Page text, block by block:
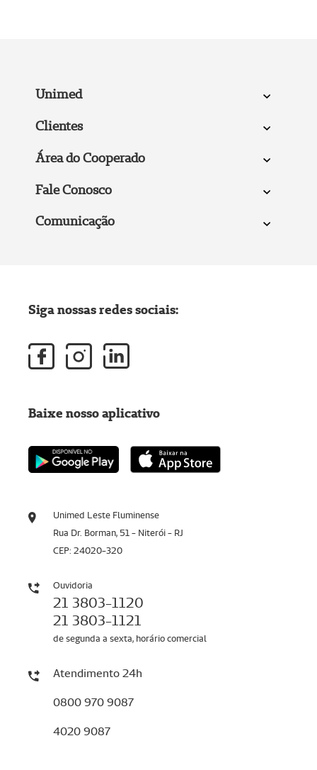
Unimed
Clientes
Área do Cooperado
Fale Conosco
Comunicação
Unimed Leste Fluminense
Rua Dr. Borman, 51 - Niterói - RJ
CEP: 24020-320
Ouvidoria
21 3803-1120
21 3803-1121
de segunda a sexta, horário comercial
Atendimento 24h
0800 970 9087
4020 9087
Siga nossas redes sociais:
Baixe nosso aplicativo